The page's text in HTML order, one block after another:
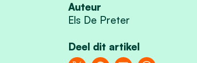
Auteur
Els De Preter
Deel dit artikel